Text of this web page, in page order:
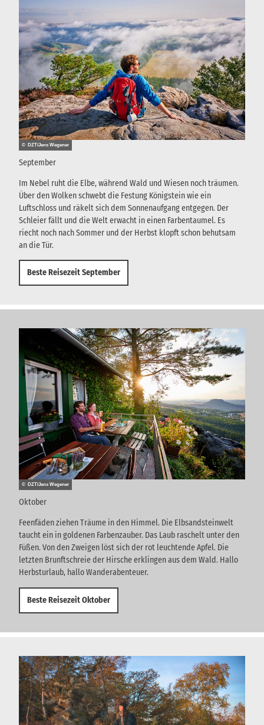
l
n
© DZT/Jens Wegener
September
Im Nebel ruht die Elbe, während Wald und Wiesen noch träumen.
Über den Wolken schwebt die Festung Königstein wie ein
Luftschloss und räkelt sich dem Sonnenaufgang entgegen. Der
Schleier fällt und die Welt erwacht in einen Farbentaumel. Es
riecht noch nach Sommer und der Herbst klopft schon behutsam
an die Tür.
Beste Reisezeit September
© DZT/Jens Wegener
Oktober
Feenfäden ziehen Träume in den Himmel. Die Elbsandsteinwelt
taucht ein in goldenen Farbenzauber. Das Laub raschelt unter den
Füßen. Von den Zweigen löst sich der rot leuchtende Apfel. Die
letzten Brunftschreie der Hirsche erklingen aus dem Wald. Hallo
Herbsturlaub, hallo Wanderabenteuer.
Beste Reisezeit Oktober